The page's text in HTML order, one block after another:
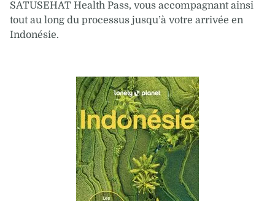
SATUSEHAT Health Pass, vous accompagnant ainsi
tout au long du processus jusqu’à votre arrivée en
Indonésie.